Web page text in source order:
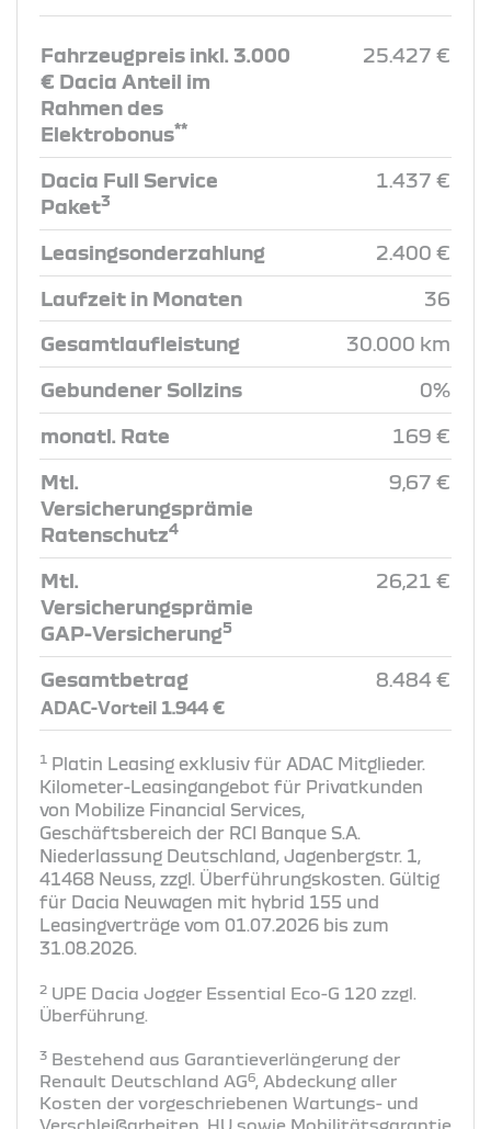
Fahrzeugpreis inkl. 3.000
€ Dacia Anteil im
Rahmen des
Elektrobonus**
25.427 €
Dacia Full Service
Paket3
1.437 €
Leasingsonderzahlung 2.400 €
Laufzeit in Monaten 36
Gesamtlaufleistung 30.000 km
Gebundener Sollzins 0%
monatl. Rate 169 €
Mtl.
Versicherungsprämie
Ratenschutz4
9,67 €
Mtl.
Versicherungsprämie
GAP-Versicherung5
26,21 €
Gesamtbetrag
ADAC-Vorteil 1.944 €
8.484 €
1 Platin Leasing exklusiv für ADAC Mitglieder.
Kilometer-Leasingangebot für Privatkunden
von Mobilize Financial Services,
Geschäftsbereich der RCI Banque S.A.
Niederlassung Deutschland, Jagenbergstr. 1,
41468 Neuss, zzgl. Überführungskosten. Gültig
für Dacia Neuwagen mit hybrid 155 und
Leasingverträge vom 01.07.2026 bis zum
31.08.2026.
2 UPE Dacia Jogger Essential Eco-G 120 zzgl.
Überführung​.
3 Bestehend aus Garantieverlängerung der
Renault Deutschland AG6
, Abdeckung aller
Kosten der vorgeschriebenen Wartungs- und
Verschleißarbeiten, HU sowie Mobilitätsgarantie